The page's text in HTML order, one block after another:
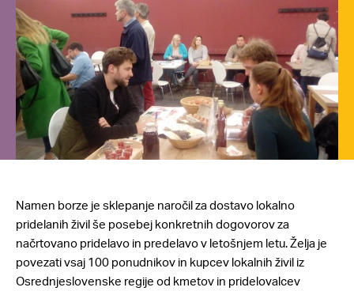
Namen borze je sklepanje naročil za dostavo lokalno
pridelanih živil še posebej konkretnih dogovorov za
načrtovano pridelavo in predelavo v letošnjem letu. Želja je
povezati vsaj 100 ponudnikov in kupcev lokalnih živil iz
Osrednjeslovenske regije od kmetov in pridelovalcev